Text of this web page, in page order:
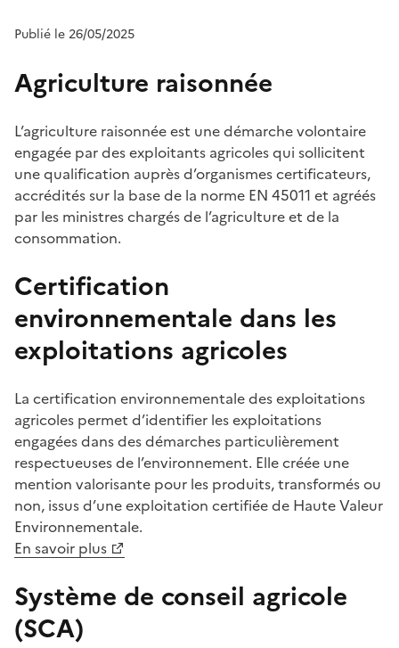
Publié le 26/05/2025
Agriculture raisonnée
L’agriculture raisonnée est une démarche volontaire
engagée par des exploitants agricoles qui sollicitent
une qualification auprès d’organismes certificateurs,
accrédités sur la base de la norme EN 45011 et agréés
par les ministres chargés de l’agriculture et de la
consommation.
Certification
environnementale dans les
exploitations agricoles
La certification environnementale des exploitations
agricoles permet d’identifier les exploitations
engagées dans des démarches particulièrement
respectueuses de l’environnement. Elle créée une
mention valorisante pour les produits, transformés ou
non, issus d’une exploitation certifiée de Haute Valeur
Environnementale.
En savoir plus
Système de conseil agricole
(SCA)